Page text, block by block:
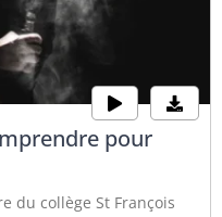
pour
du collège St François